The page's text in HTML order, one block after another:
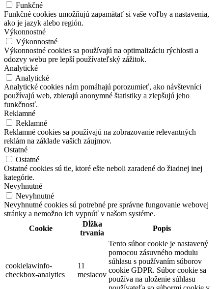
Funkčné
Funkčné cookies umožňujú zapamätať si vaše voľby a nastavenia,
ako je jazyk alebo región.
Výkonnostné
Výkonnostné
Výkonnostné cookies sa používajú na optimalizáciu rýchlosti a
odozvy webu pre lepší používateľský zážitok.
Analytické
Analytické
Analytické cookies nám pomáhajú porozumieť, ako návštevníci
používajú web, zbierajú anonymné štatistiky a zlepšujú jeho
funkčnosť.
Reklamné
Reklamné
Reklamné cookies sa používajú na zobrazovanie relevantných
reklám na základe vašich záujmov.
Ostatné
Ostatné
Ostatné cookies sú tie, ktoré ešte neboli zaradené do žiadnej inej
kategórie.
Nevyhnutné
Nevyhnutné
Nevyhnutné cookies sú potrebné pre správne fungovanie webovej
stránky a nemožno ich vypnúť v našom systéme.
Cookie
Dĺžka
trvania
Popis
cookielawinfo-
checkbox-analytics
11
mesiacov
Tento súbor cookie je nastavený
pomocou zásuvného modulu
súhlasu s používaním súborov
cookie GDPR. Súbor cookie sa
používa na uloženie súhlasu